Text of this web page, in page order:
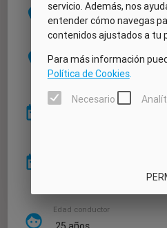
servicio. Además, nos
entender cómo navegas
contenidos ajustados a tu
Para más información
Política de Cookies.
Necesario
location_on
Recogida
location_on
date_range
Recogida
date_range
face
Edad conductor